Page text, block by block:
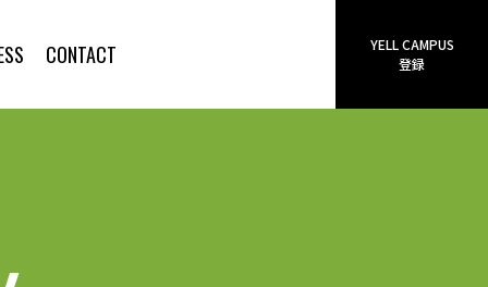
CONTACT
YELL CAMPUS
登録